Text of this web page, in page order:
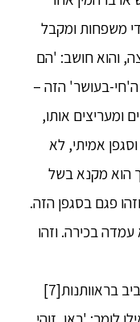
משפחות ומקבל
והוא חושב: 'הם
בעושר' הזה –
ומעריצים אותו,
אמיתי, לא
הוא מקנא בשל
פגם בסגפן הזה.
בכירה. וזהו
או שהוא מתהלך סביב בראוותנות[7]